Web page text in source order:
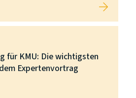
für KMU: Die wichtigsten
Expertenvortrag